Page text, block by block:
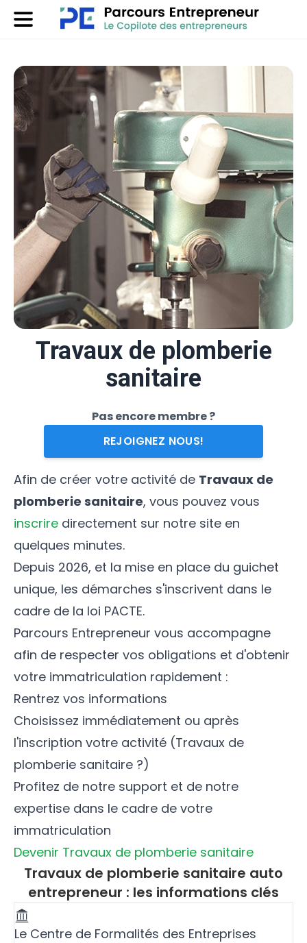
Travaux de plomberie
sanitaire
Pas encore membre ?
REJOIGNEZ NOUS!
Afin de créer votre activité de Travaux de
plomberie sanitaire, vous pouvez vous
inscrire directement sur notre site en
quelques minutes.
Depuis 2026, et la mise en place du guichet
unique, les démarches s'inscrivent dans le
cadre de la loi PACTE.
Parcours Entrepreneur vous accompagne
afin de respecter vos obligations et d'obtenir
votre immatriculation rapidement :
Rentrez vos informations
Choisissez immédiatement ou après
l'inscription votre activité (Travaux de
plomberie sanitaire ?)
Profitez de notre support et de notre
expertise dans le cadre de votre
immatriculation
Devenir Travaux de plomberie sanitaire
Travaux de plomberie sanitaire auto
entrepreneur : les informations clés
Le Centre de Formalités des Entreprises